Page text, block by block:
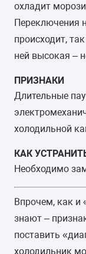
охладит
Переключения
происходит,
ней высокая –
ПРИЗНАКИ
Длительные
холодильной
КАК
Необходимо
Впрочем, как и
знают –
поставить
холодильник